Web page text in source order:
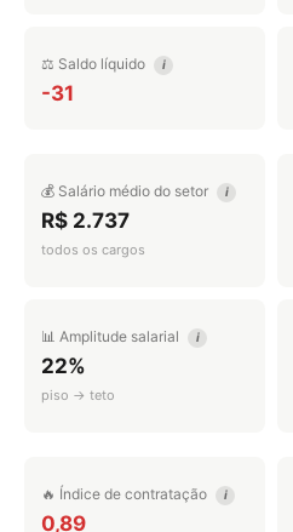
⚖️ Saldo líquido i
-31
💰 Salário médio do setor i
R$ 2.737
todos os cargos
📊 Amplitude salarial i
22%
piso → teto
🔥 Índice de contratação i
0,89